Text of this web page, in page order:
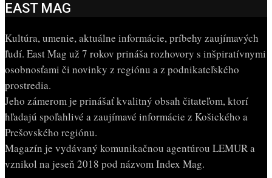
EAST MAG
Kultúra, umenie, aktuálne informácie, príbehy zaujímavých
ľudí. East Mag už 7 rokov prináša rozhovory s inšpiratívnymi
osobnosťami či novinky z regiónu a z podnikateľského
prostredia.
Jeho zámerom je prinášať kvalitný obsah čitateľom, ktorí
hľadajú spoľahlivé a zaujímavé informácie z Košického a
Prešovského regiónu.
Magazín je vydávaný komunikačnou agentúrou LEMUR a
vznikol na jeseň 2018 pod názvom Index Mag.